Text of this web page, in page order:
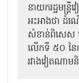
នាយករដ្ឋមន្
អះអាងថា ដំណ
សំខាន់ពិសេស
លើកទី ៥០ នៃក
រវាងវៀតណាម